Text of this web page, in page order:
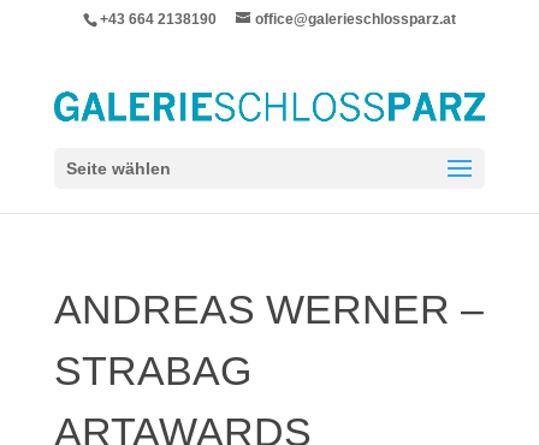
+43 664 2138190 office@galerieschlossparz.at
Seite wählen
ANDREAS WERNER –
STRABAG
ARTAWARDS